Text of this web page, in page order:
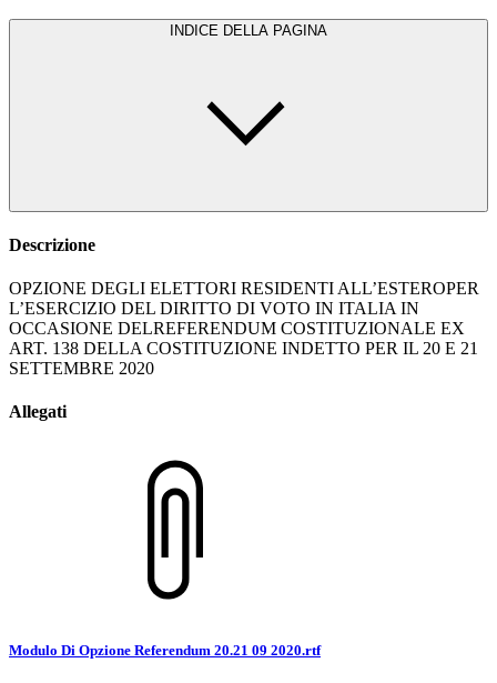
INDICE DELLA PAGINA
Descrizione
OPZIONE DEGLI ELETTORI RESIDENTI ALL’ESTEROPER
L’ESERCIZIO DEL DIRITTO DI VOTO IN ITALIA IN
OCCASIONE DELREFERENDUM COSTITUZIONALE EX
ART. 138 DELLA COSTITUZIONE INDETTO PER IL 20 E 21
SETTEMBRE 2020
Allegati
Modulo Di Opzione Referendum 20.21 09 2020.rtf